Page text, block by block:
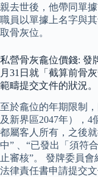
親去世後，他帶同單
職員以單據上名字與
取骨灰位。
私營骨灰龕位價錢: 發
月31日就「截算前骨
範疇提交文件的狀況。
至於龕位的年期限制
及新界區2047年），4
都屬客人所有，之後
中” 、“已發出「須符
止審核”。 發牌委員
法律責任書申請提交